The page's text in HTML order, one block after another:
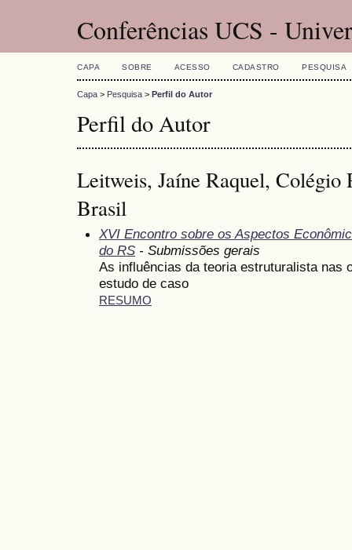
Conferências UCS -
CAPA SOBRE ACESSO CADASTRO PESQUISA
Capa > Pesquisa > Perfil do Autor
Perfil do Autor
Leitweis, Jaíne Raquel,
Brasil
XVI Encontro sobre os Aspectos
do RS - Submissões gerais
As influências da teoria estruturalista nas
estudo de caso
RESUMO